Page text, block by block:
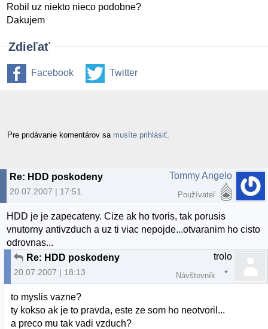
Robil uz niekto nieco podobne?
Dakujem
Zdieľať
Facebook Twitter
Pre pridávanie komentárov sa musíte prihlásiť
Re: HDD poskodeny
20.07.2007 | 17:51
Tommy Angelo
Používateľ
HDD je je zapecateny. Cize ak ho tvoris, tak porusis
vnutorny antivzduch a uz ti viac nepojde...otvaranim ho cisto
odrovnas...
Re: HDD poskodeny
20.07.2007 | 18:13
trolo
Návštevník
to myslis vazne?
ty kokso ak je to pravda, este ze som ho neotvoril...
a preco mu tak vadi vzduch?